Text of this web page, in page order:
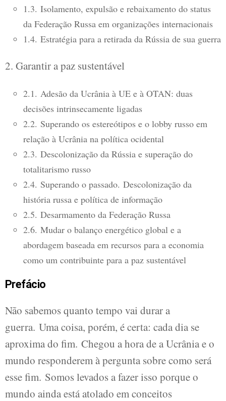
1.3. Isolamento, expulsão e rebaixamento do status
da Federação Russa em organizações internacionais
1.4. Estratégia para a retirada da Rússia de sua guerra
2. Garantir a paz sustentável
2.1. Adesão da Ucrânia à UE e à OTAN: duas
decisões intrinsecamente ligadas
2.2. Superando os estereótipos e o lobby russo em
relação à Ucrânia na política ocidental
2.3. Descolonização da Rússia e superação do
totalitarismo russo
2.4. Superando o passado. Descolonização da
história russa e política de informação
2.5. Desarmamento da Federação Russa
2.6. Mudar o balanço energético global e a
abordagem baseada em recursos para a economia
como um contribuinte para a paz sustentável
Prefácio
Não sabemos quanto tempo vai durar a
guerra. Uma coisa, porém, é certa: cada dia se
aproxima do fim. Chegou a hora de a Ucrânia e o
mundo responderem à pergunta sobre como será
esse fim. Somos levados a fazer isso porque o
mundo ainda está atolado em conceitos